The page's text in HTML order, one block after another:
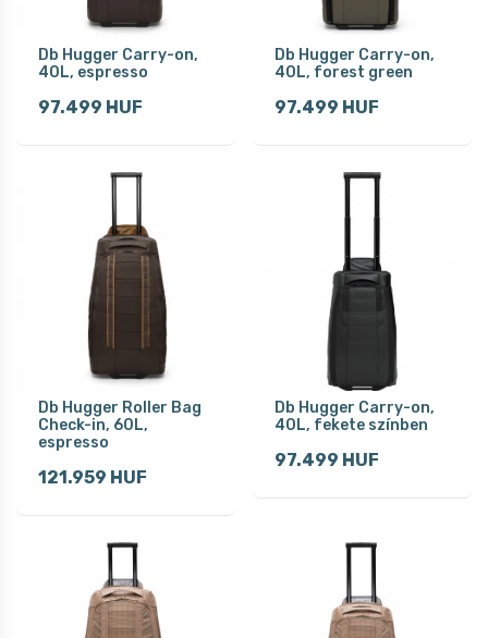
Db Hugger Carry-on,
40L, espresso
97.499 HUF
Db Hugger Carry-on,
40L, forest green
97.499 HUF
Db Hugger Roller Bag
Check-in, 60L,
espresso
121.959 HUF
Db Hugger Carry-on,
40L, fekete színben
97.499 HUF